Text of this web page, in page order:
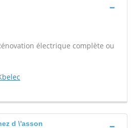
électrique complète ou
d \'asson